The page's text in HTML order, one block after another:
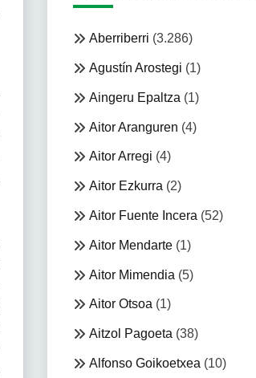
Aberriberri (3.286)
Agustín Arostegi (1)
Aingeru Epaltza (1)
Aitor Aranguren (4)
Aitor Arregi (4)
Aitor Ezkurra (2)
Aitor Fuente Incera (52)
Aitor Mendarte(1)
Aitor Mimendia (5)
Aitor Otsoa (1)
Aitzol Pagoeta (38)
Alfonso Goikoetxea (10)